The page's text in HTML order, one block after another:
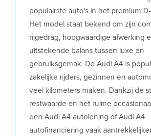
populairste auto's in het premium
Het model staat bekend om zijn
rijgedrag, hoogwaardige afwerking
uitstekende balans tussen luxe en
gebruiksgemak. De Audi A4 is
zakelijke rijders, gezinnen en
veel kilometers maken. Dankzij de
restwaarde en het ruime
een Audi A4 autolening of Audi A4
autofinanciering vaak